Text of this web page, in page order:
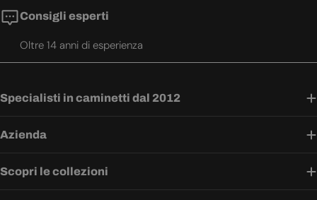
Consigli esperti
Oltre 14 anni di esperienza
Specialisti in caminetti dal 2012
Azienda
Scopri le collezioni